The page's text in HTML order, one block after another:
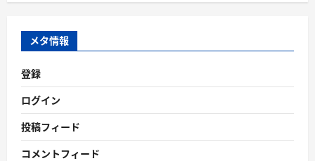
ブ
メタ情報
登録
ログイン
投稿フィード
コメントフィード